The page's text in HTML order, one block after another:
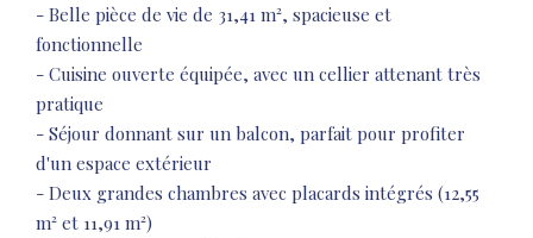
- Belle pièce de vie de 31,41 m², spacieuse et
fonctionnelle
- Cuisine ouverte équipée, avec un cellier attenant très
pratique
- Séjour donnant sur un balcon, parfait pour profiter
d'un espace extérieur
- Deux grandes chambres avec placards intégrés (12,55
m² et 11,91 m²)